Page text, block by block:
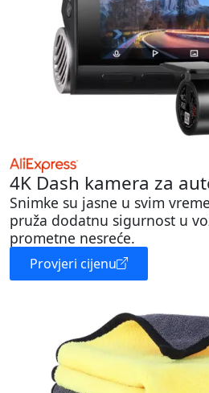
4K Dash kamera za
Snimke su jasne u svim
pruža dodatnu sigurnost u
prometne nesreće.
Provjeri cijenu